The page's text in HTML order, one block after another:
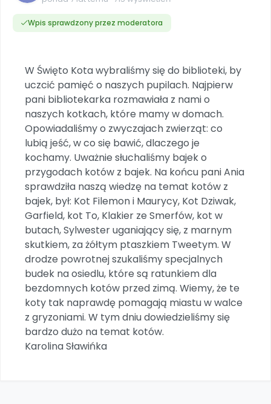
Scenariusze i artykuły
Materiały z miesięcznika
Plany tygodniowe
Praca wychowawcza
Bliżejprzedszkolne zestawy
Zestawy do pobrania
Wybierz prezent
Przy zamówieniu prenumeraty
Zaplanuj rok przedszkolny
Materiały na nowy rok
Archiwalne numery
Pomoc
Miesięczniki
Aktualne oraz archiwalne numery
Wszystko dla przedszkoli
Zamówienia hurtowe
NA SKRÓTY
Letnia wyprzedaż
Promocje w sklepie
Nowości
Zapowiedzi
Polecamy
Promocje
Konferencje
Spotkania na dużą skalę
Kompleksowe programy szkoleniowe
POLECAMY
Akademia Muzyki i Ruchu
Szkolenia muzyczne
Ebooki
Strona WWW dla przedszkola
Gotowa w mniej niż 10 min • 14 dni bez opłat
Pakiet bliżej MAX
Poznajemy regiony
Literkowo
Nauka liter i głosek
Sprintem do maratonu
Ruch i motywacja
Bliżej Pieska
Pomoc zwierzętom
Książka (dla) Przedszkolaka
Promowanie czytelnictwa
Facebook
Instagram
Zobacz nas na Instagramie
TikTok
Zobacz nas na TikToku
YouTube
Filmy edukacyjne
Wpis sprawdzony przez moderatora
W Święto Kota wybraliśmy się do biblioteki, by
uczcić pamięć o naszych pupilach. Najpierw
pani bibliotekarka rozmawiała z nami o
naszych kotkach, które mamy w domach.
Opowiadaliśmy o zwyczajach zwierząt: co
lubią jeść, w co się bawić, dlaczego je
kochamy. Uważnie słuchaliśmy bajek o
przygodach kotów z bajek. Na końcu pani Ania
sprawdziła naszą wiedzę na temat kotów z
bajek, był: Kot Filemon i Maurycy, Kot Dziwak,
Garfield, kot To, Klakier ze Smerfów, kot w
butach, Sylwester uganiający się, z marnym
skutkiem, za żółtym ptaszkiem Tweetym. W
drodze powrotnej szukaliśmy specjalnych
budek na osiedlu, które są ratunkiem dla
bezdomnych kotów przed zimą. Wiemy, że te
koty tak naprawdę pomagają miastu w walce
z gryzoniami. W tym dniu dowiedzieliśmy się
bardzo dużo na temat kotów.
Karolina Sławińka